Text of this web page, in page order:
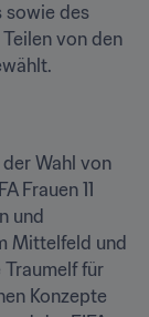
sowie des
von den
Wahl von
Frauen 11
und
Mittelfeld und
Traumelf für
Konzepte